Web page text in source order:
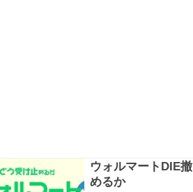
ウォルマートDIE
めるか